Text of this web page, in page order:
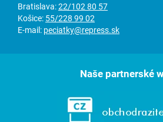
Bratislava:22/102 80 57
Košice: 55/228 99 02
E-mail: peciatky@repress.sk
Naše partnerské